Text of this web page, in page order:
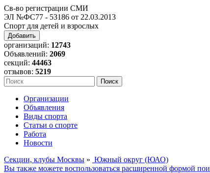
Св-во регистрации СМИ
ЭЛ №ФС77 - 53186 от 22.03.2013
Спорт для детей и взрослых
Добавить
организаций: 12743
Объявлений: 2069
секций: 44463
отзывов: 5219
Организации
Объявления
Виды спорта
Статьи о спорте
Работа
Новости
Секции, клубы Москвы » Южный округ (ЮАО)
Вы также можете воспользоваться расширенной формой